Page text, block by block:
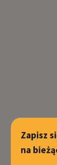
Zapisz
na